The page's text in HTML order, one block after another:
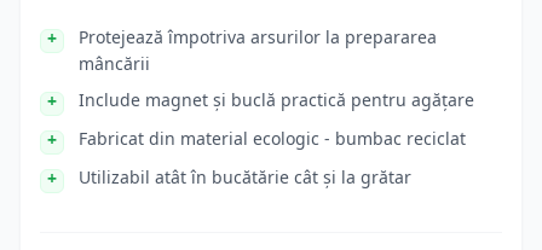
Protejează împotriva arsurilor la prepararea
mâncării
Include magnet și buclă practică pentru agățare
Fabricat din material ecologic - bumbac reciclat
Utilizabil atât în bucătărie cât și la grătar